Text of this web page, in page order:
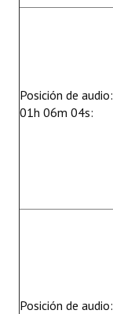
Posición de audio:
01h 06m 04s:
Posición de audio: